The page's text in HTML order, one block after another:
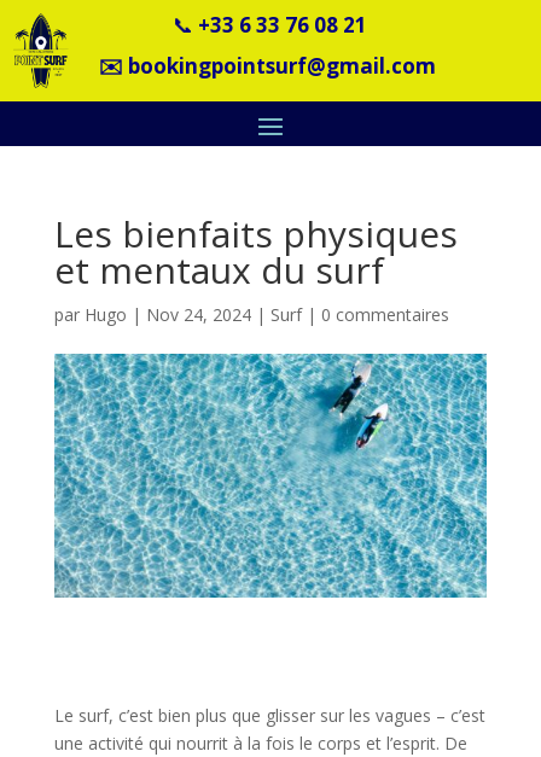
📞 +33 6 33 76 08 21
✉️ bookingpointsurf@gmail.com
Les bienfaits physiques
et mentaux du surf
par Hugo | Nov 24, 2024| Surf| 0 commentaires
Le surf, c’est bien plus que glisser sur les vagues – c’est
une activité qui nourrit à la fois le corps et l’esprit. De